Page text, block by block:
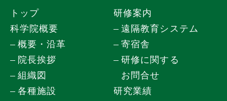
トップ
科学院概要
概要・沿革
院長挨拶
組織図
各種施設
研修案内
遠隔教育システム
寄宿舎
研修に関する
お問合せ
研究業績